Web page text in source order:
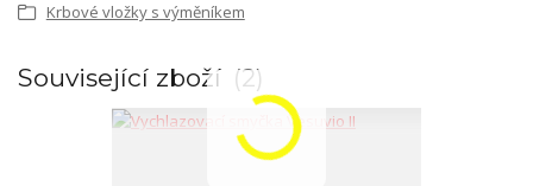
Krbové vložky s výměníkem
Související zboží 2